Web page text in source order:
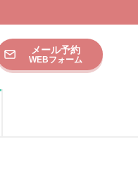
メール予約
WEBフォーム